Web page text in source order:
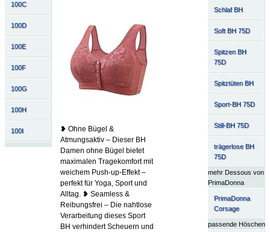
100C
100D
100E
100F
100G
100H
100I
Schlaf BH
Soft BH 75D
Spitzen BH
75D
Spitztüten BH
Sport-BH 75D
Still-BH 75D
trägerlose BH
75D
mehr Dessous von
PrimaDonna
PrimaDonna
Corsage
passende Höschen
❥ Ohne Bügel &
Atmungsaktiv – Dieser BH
Damen ohne Bügel bietet
maximalen Tragekomfort mit
weichem Push-up-Effekt –
perfekt für Yoga, Sport und
Alltag. ❥ Seamless &
Reibungsfrei – Die nahtlose
Verarbeitung dieses Sport
BH verhindert Scheuern und